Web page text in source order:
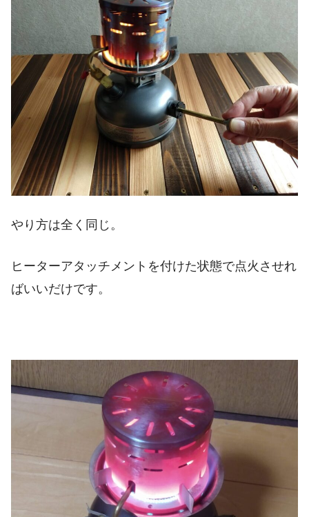
やり方は全く同じ。
ヒーターアタッチメントを付けた状態で点火させれ
ばいいだけです。